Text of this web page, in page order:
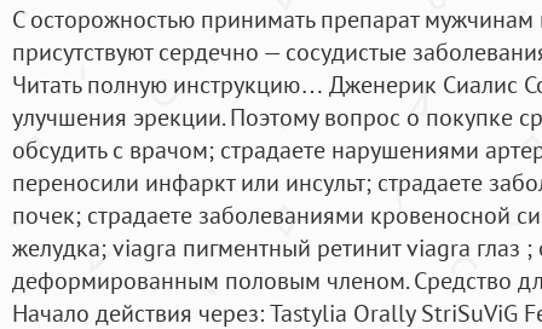
С осторожностью принимать препарат
присутствуют сердечно — сосудистые
Читать полную инструкцию… Дженерик Сиалис
улучшения эрекции. Поэтому вопрос о покупке
обсудить с врачом; страдаете нарушениями
переносили инфаркт или инсульт; страдаете
почек; страдаете заболеваниями кровеносной
желудка; viagra пигментный ретинит viagra глаз ;
деформированным половым членом. Средство
Начало действия через: Tastylia Orally StriSuViG